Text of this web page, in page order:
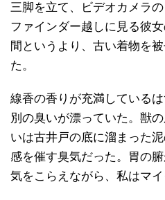
三脚を立て、ビデオカメラ
ファインダー越しに見る彼
間というより、古い着物を
た。
線香の香りが充満している
別の臭いが漂っていた。獣
いは古井戸の底に溜まった
感を催す臭気だった。胃の
気をこらえながら、私はマイ